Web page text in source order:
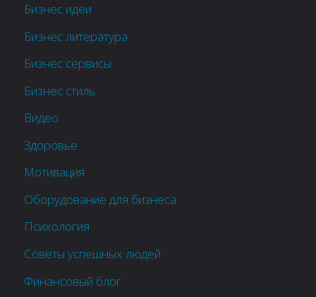
Бизнес идеи
Бизнес литература
Бизнес сервисы
Бизнес стиль
Видео
Здоровье
Мотивация
Оборудование для бизнеса
Психология
Советы успешных людей
Финансовый блог